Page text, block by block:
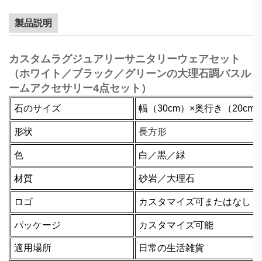
製品説明
カスタムラグジュアリーサニタリーウェアセット
（ホワイト／ブラック／グリーンの大理石調バスル
ームアクセサリー4点セット）
石のサイズ 幅（30cm）×奥行き（20cm
形状 長方形
色 白／黒／緑
材質 砂岩／大理石
ロゴ カスタマイズ可またはなし
パッケージ カスタマイズ可能
適用場所 日常の生活雑貨